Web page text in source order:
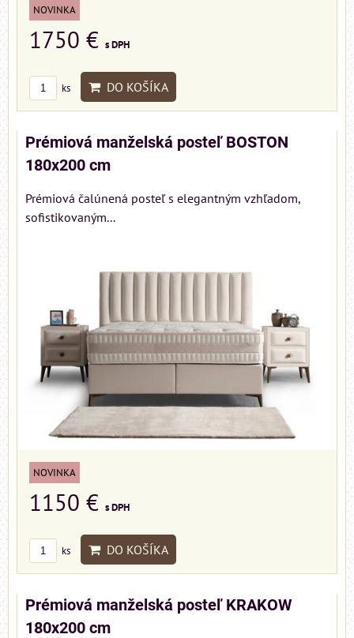
NOVINKA
1750 € s DPH
ks DO KOŠÍKA
Prémiová manželská posteľ BOSTON
180x200 cm
Prémiová čalúnená posteľ s elegantným vzhľadom,
sofistikovaným...
NOVINKA
1150 € s DPH
ks DO KOŠÍKA
Prémiová manželská posteľ KRAKOW
180x200 cm